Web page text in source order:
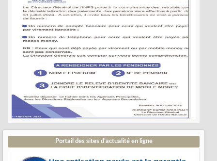
Portail des sites d’actualité en ligne